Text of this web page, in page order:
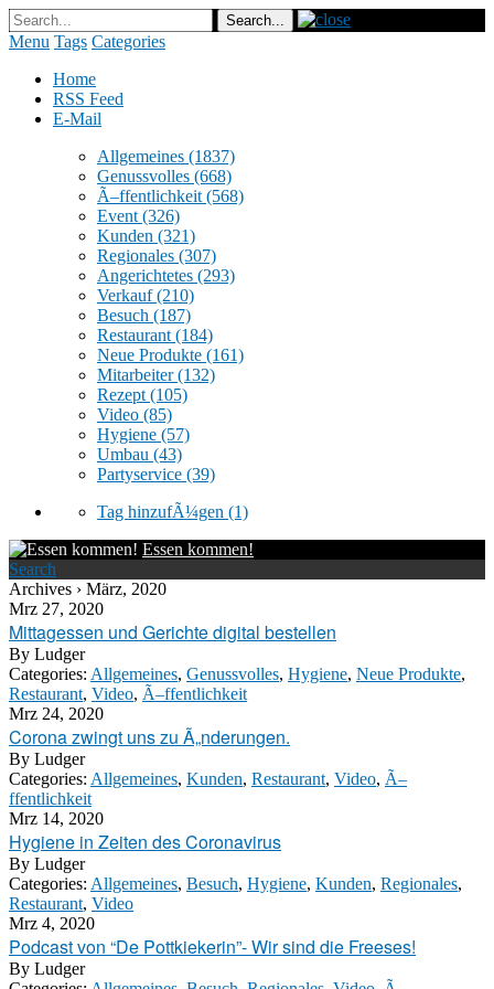
Menu Tags Categories
Home
RSS Feed
E-Mail
Allgemeines (1837)
Genussvolles (668)
Ã–ffentlichkeit (568)
Event (326)
Kunden (321)
Regionales (307)
Angerichtetes (293)
Verkauf(210)
Besuch (187)
Restaurant (184)
Neue Produkte (161)
Mitarbeiter(132)
Rezept (105)
Video (85)
Hygiene (57)
Umbau (43)
Partyservice (39)
Tag hinzufÃ¼gen (1)
Essen kommen!
Search
Archives › März, 2020
Mrz 27, 2020
Mittagessen und Gerichte digital bestellen
By Ludger
Categories: Allgemeines, Genussvolles, Hygiene, Neue Produkte,
Restaurant, Video, Ã–ffentlichkeit
Mrz 24, 2020
Corona zwingt uns zu Ã„nderungen.
By Ludger
Categories: Allgemeines, Kunden, Restaurant, Video, Ã–
ffentlichkeit
Mrz 14, 2020
Hygiene in Zeiten des Coronavirus
By Ludger
Categories: Allgemeines, Besuch, Hygiene, Kunden, Regionales,
Restaurant, Video
Mrz 4, 2020
Podcast von “De Pottkiekerin”- Wir sind die Freeses!
By Ludger